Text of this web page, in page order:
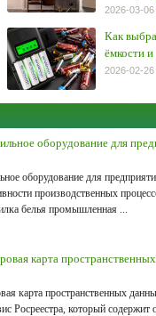
2026-03-06
Как
ёмкости
2026-02-26
оборудование для
оборудование для
производственных
белья промышленная ...
карта
карта пространственных
Росреестра, который